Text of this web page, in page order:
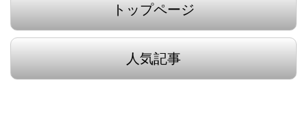
トップページ
人気記事